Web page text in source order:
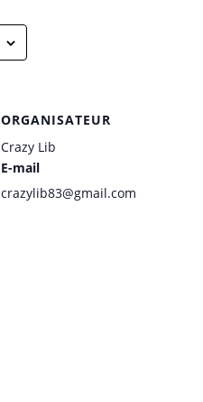
ORGANISATEUR
Crazy Lib
E-mail
crazylib83@gmail.com